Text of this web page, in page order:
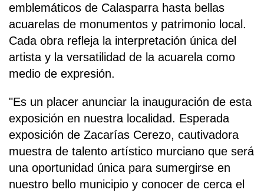
emblemáticos de Calasparra hasta bellas
acuarelas de monumentos y patrimonio local.
Cada obra refleja la interpretación única del
artista y la versatilidad de la acuarela como
medio de expresión.
"Es un placer anunciar la inauguración de esta
exposición en nuestra localidad. Esperada
exposición de Zacarías Cerezo, cautivadora
muestra de talento artístico murciano que será
una oportunidad única para sumergirse en
nuestro bello municipio y conocer de cerca el